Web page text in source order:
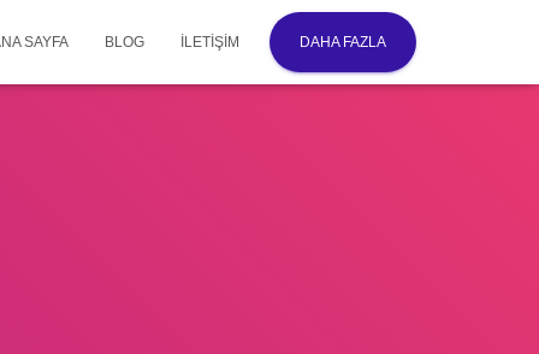
SAYFA BLOG İLETIŞIM DAHA FAZLA